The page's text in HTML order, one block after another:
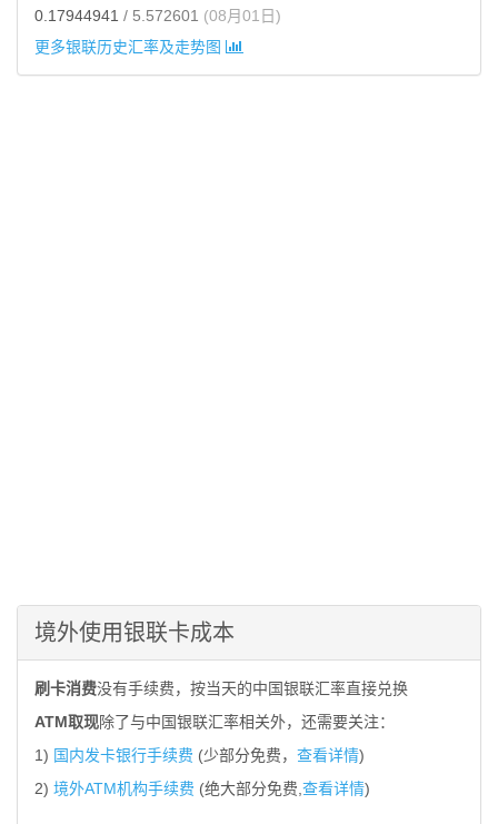
0.17944941 / 5.572601 (08月01日)
更多银联历史汇率及走势图
境外使用银联卡成本
刷卡消费没有手续费，按当天的中国银联汇率直接兑换
ATM取现除了与中国银联汇率相关外，还需要关注：
1) 国内发卡银行手续费 (少部分免费， 查看详情)
2) 境外ATM机构手续费 (绝大部分免费, 查看详情)